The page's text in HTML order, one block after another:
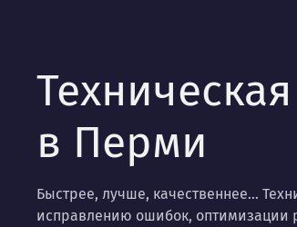
в Перми
Быстрее, лучше, качественнее…
исправлению ошибок, оптимизации